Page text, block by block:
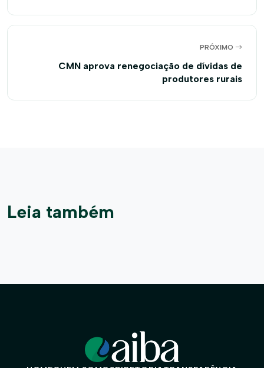
PRÓXIMO
CMN aprova renegociação de dívidas de
produtores rurais
Leia também